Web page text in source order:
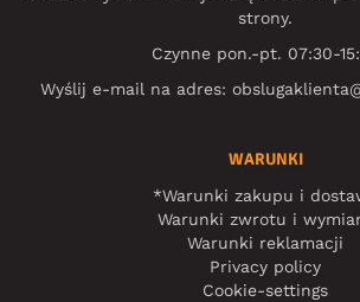
strony.
Czynne pon.-pt. 07:30-
Wyślij e-mail na adres:
WARUNKI
*Warunki zakupu i
Warunki zwrotu i
Warunki reklamacji
Privacy policy
Cookie-settings